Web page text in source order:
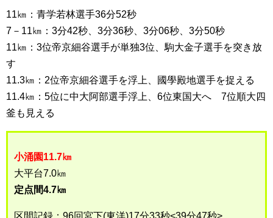
11㎞：青学若林選手36分52秒
7－11㎞：3分42秒、3分36秒、3分06秒、3分50秒
11㎞：3位帝京細谷選手が単独3位、駒大金子選手を突き放
す
11.3㎞：2位帝京細谷選手を浮上、國學殿地選手を捉える
11.4㎞：5位に中大阿部選手浮上、6位東国大へ 7位順大四
釜も見える
小涌園11.7㎞
大平台7.0㎞
定点間4.7㎞
区間記録：96回宮下(東洋)17分33秒<39分47秒>